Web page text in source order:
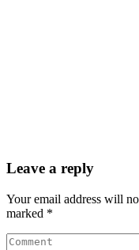
Leave a reply
Your email address will
marked *